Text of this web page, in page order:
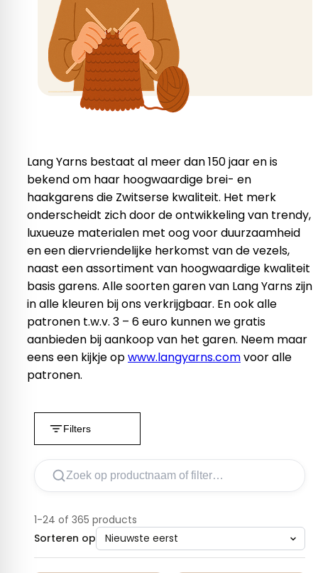
Lang Yarns bestaat al meer dan 150 jaar en is
bekend om haar hoogwaardige brei- en
haakgarens die Zwitserse kwaliteit. Het merk
onderscheidt zich door de ontwikkeling van trendy,
luxueuze materialen met oog voor duurzaamheid
en een diervriendelijke herkomst van de vezels,
naast een assortiment van hoogwaardige kwaliteit
basis garens. Alle soorten garen van Lang Yarns zijn
in alle kleuren bij ons verkrijgbaar. En ook alle
patronen t.w.v. 3 – 6 euro kunnen we gratis
aanbieden bij aankoop van het garen. Neem maar
eens een kijkje opwww.langyarns.comvoor alle
patronen.
Filters
1-24 of 365 products
Sorteren op